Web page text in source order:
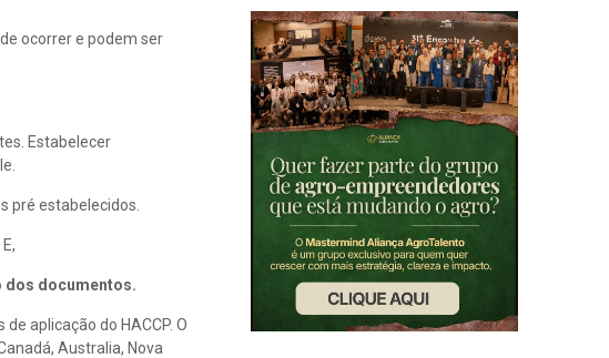
ocorrer e podem ser
Estabelecer
pré estabelecidos.
dos documentos.
aplicação do HACCP. O
Australia, Nova